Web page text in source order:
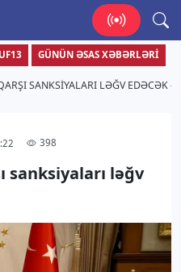
yaşa!GÜNÜN ƏSAS XƏBƏRLƏRI
SANKSIYALARI LƏĞV EDƏCƏK –
398
sanksiyaları ləğv